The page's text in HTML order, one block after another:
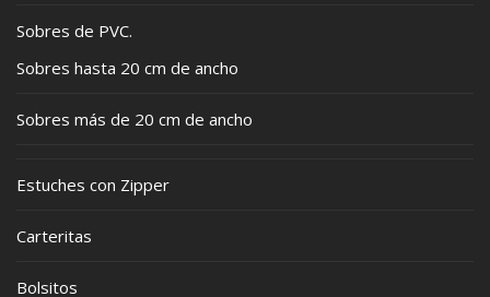
Sobres de PVC.
Sobres hasta 20 cm de ancho
Sobres más de 20 cm de ancho
Estuches con Zipper
Carteritas
Bolsitos